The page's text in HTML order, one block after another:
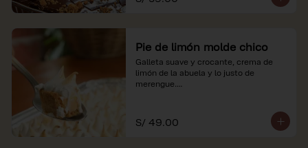
Pie de limón molde chico
Galleta suave y crocante, crema de
limón de la abuela y lo justo de
merengue.
soles e incluyen impuestos de ley y
recargo al consumo.
S/ 49.00